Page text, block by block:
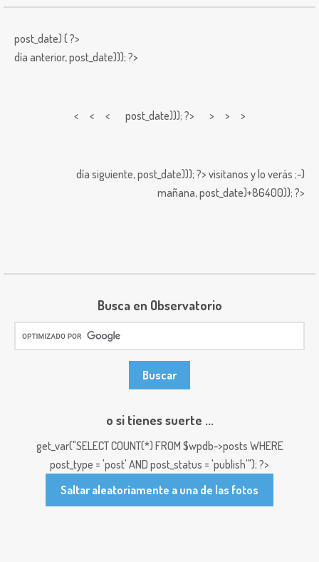
post_date) { ?>
día anterior,post_date))); ?>
< < < post_date))); ?> > > >
día siguiente,post_date))); ?> visitanos y lo verás ;-)
mañana,post_date)+86400)); ?>
Busca en Observatorio
o si tienes suerte ...
get_var("SELECT COUNT(*) FROM $wpdb->posts WHERE
post_type = 'post' AND post_status = 'publish'"); ?>
Saltar aleatoriamente a una de las fotos